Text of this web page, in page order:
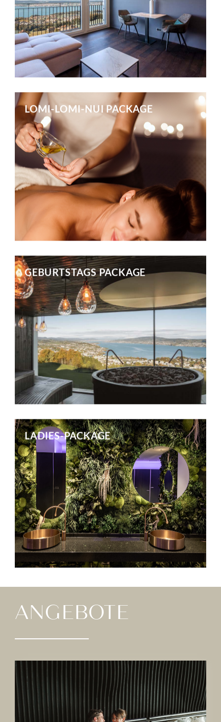
Mehr erfahren
LOMI-LOMI-NUI PACKAGE
Mehr erfahren
GEBURTSTAGS PACKAGE
Mehr erfahren
LADIES-PACKAGE
Mehr erfahren
ANGEBOTE